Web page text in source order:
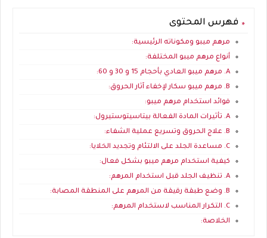
فهرس المحتوى
مرهم ميبو ومكوناته الرئيسية:
أنواع مرهم ميبو المختلفة:
A. مرهم ميبو العادي بأحجام 15 و 30 و 60:
B. مرهم ميبو سكار لإخفاء آثار الحروق:
فوائد استخدام مرهم ميبو:
A. تأثيرات المادة الفعالة بيتاسيتوستيرول:
B. علاج الحروق وتسريع عملية الشفاء:
C. مساعدة الجلد على الالتئام وتجديد الخلايا:
كيفية استخدام مرهم ميبو بشكل فعال:
A. تنظيف الجلد قبل استخدام المرهم:
B. وضع طبقة رقيقة من المرهم على المنطقة المصابة:
C. التكرار المناسب لاستخدام المرهم:
الخلاصة: